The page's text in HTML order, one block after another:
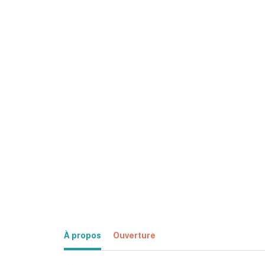
À propos Ouverture